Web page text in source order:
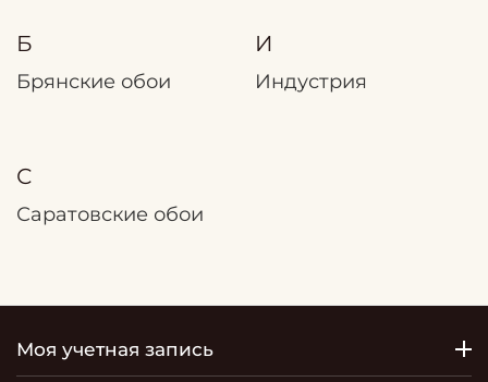
Б
Брянские обои
И
Индустрия
С
Саратовские обои
Моя учетная запись